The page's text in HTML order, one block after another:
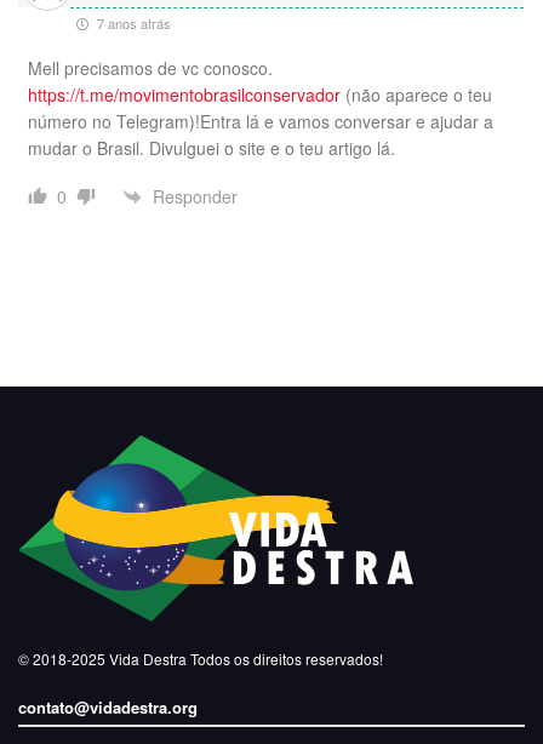
7 anos atrás
Mell precisamos de vc conosco.
https://t.me/movimentobrasilconservador (não aparece o teu
número no Telegram)!Entra lá e vamos conversar e ajudar a
mudar o Brasil. Divulguei o site e o teu artigo lá.
0
Responder
© 2018-2025 Vida Destra Todos os direitos reservados!
contato@vidadestra.org